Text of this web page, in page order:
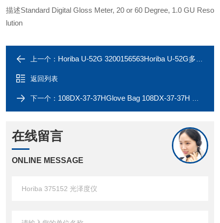
描述Standard Digital Gloss Meter, 20 or 60 Degree, 1.0 GU Reso
lution
上一个： Horiba U-52G 3200156563Horiba U-52G多参数测量仪3200156563
返回列表
下一个： 108DX-37-37HGlove Bag 108DX-37-37H 充气手套箱，6/pk
在线留言
ONLINE MESSAGE